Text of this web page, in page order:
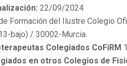
22/09/2024
Formación del Ilustre Colegio
bajo) / 30002-Murcia.
Colegiados CoFiRM
en otros Colegios de